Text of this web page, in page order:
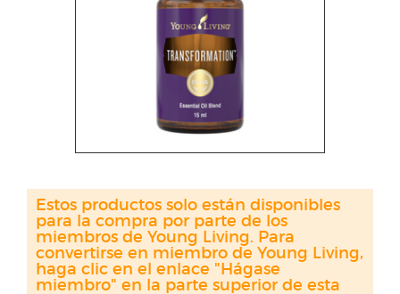
Estos productos solo están disponibles
para la compra por parte de los
miembros de Young Living. Para
convertirse en miembro de Young Living,
haga clic en el enlace "Hágase
miembro" en la parte superior de esta